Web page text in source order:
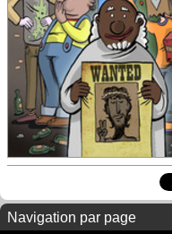
Navigation par page